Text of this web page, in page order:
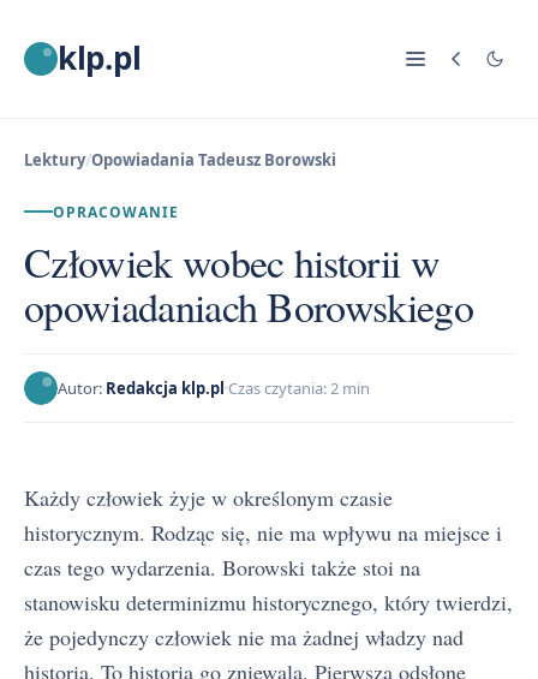
klp.pl
Lektury/Opowiadania Tadeusz Borowski
OPRACOWANIE
Człowiek wobec historii w
opowiadaniach Borowskiego
Autor: Redakcja klp.pl Czas czytania: 2 min
Każdy człowiek żyje w określonym czasie
historycznym. Rodząc się, nie ma wpływu na miejsce i
czas tego wydarzenia. Borowski także stoi na
stanowisku determinizmu historycznego, który twierdzi,
że pojedynczy człowiek nie ma żadnej władzy nad
historią. To historia go zniewala. Pierwszą odsłonę